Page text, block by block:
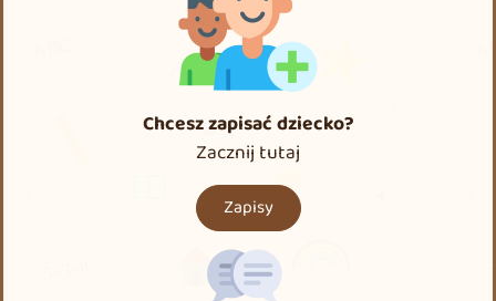
Chcesz zapisać dziecko?
Zacznij tutaj
Zapisy